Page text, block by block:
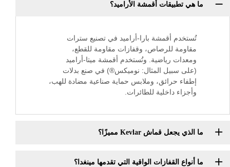
ما هي تطبيقات أقمشة الأراميد؟
تُستخدم أقمشة بارا-أراميد في تصنيع سترات
مقاومة للرصاص، وقفازات مقاومة للقطع،
ومعدات رياضية. وتُستخدم أقمشة ميتا-أراميد
(على سبيل المثال: نوميكس®) في صنع بدلات
إطفاء حرائق، وملابس حماية صناعية مضادة للهب،
وأجزاء داخلية للطائرات.
ما الذي يجعل قماش Kevlar مميزًا؟
ما أنواع القفازات الواقية التي تقدمها مينغدا؟